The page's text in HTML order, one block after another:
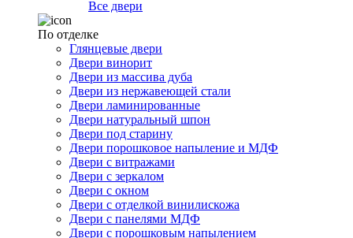
Все двери
По отделке
Глянцевые двери
Двери винорит
Двери из массива дуба
Двери из нержавеющей стали
Двери ламинированные
Двери натуральный шпон
Двери под старину
Двери порошковое напыление и МДФ
Двери с витражами
Двери с зеркалом
Двери с окном
Двери с отделкой винилискожа
Двери с панелями МДФ
Двери с порошковым напылением